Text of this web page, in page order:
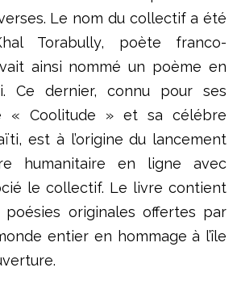
Le nom du collectif a été
Torabully, poète franco-
ainsi nommé un poème en
Ce dernier, connu pour ses
« Coolitude » et sa célébre
est à l’origine du lancement
humanitaire en ligne avec
le collectif. Le livre contient
poésies originales offertes par
entier en hommage à l’île